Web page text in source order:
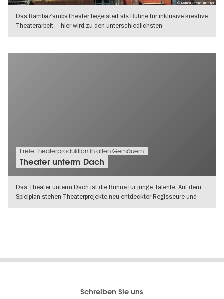
© RambaZamba Theater
Das RambaZambaTheater begeistert als Bühne für inklusive kreative
Theaterarbeit – hier wird zu den unterschiedlichsten
Freie Theaterproduktion in alten Gemäuern
Theater unterm Dach
Das Theater unterm Dach ist die Bühne für junge Talente. Auf dem
Spielplan stehen Theaterprojekte neu entdeckter Regisseure und
Schreiben Sie uns